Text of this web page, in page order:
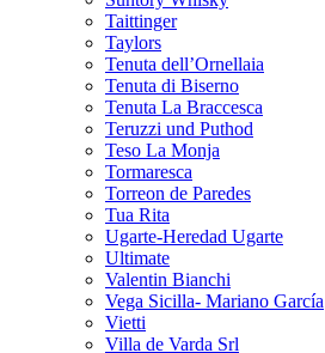
Taittinger
Taylors
Tenuta dell’Ornellaia
Tenuta di Biserno
Tenuta La Braccesca
Teruzzi und Puthod
Teso La Monja
Tormaresca
Torreon de Paredes
Tua Rita
Ugarte-Heredad Ugarte
Ultimate
Valentin Bianchi
Vega Sicilla- Mariano García
Vietti
Villa de Varda Srl